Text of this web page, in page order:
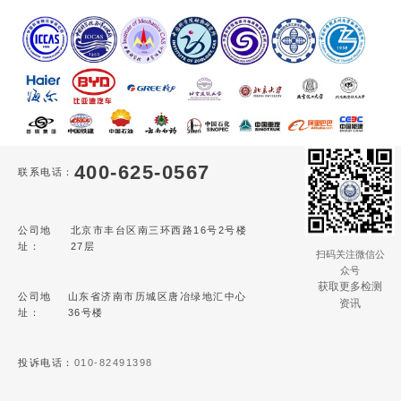
联系电话： 400-625-0567
公司地
址：
北京市丰台区南三环西路16号2号楼
27层
公司地
址：
山东省济南市历城区唐冶绿地汇中心
36号楼
投诉电话： 010-82491398
扫码关注微信公
众号
获取更多检测
资讯